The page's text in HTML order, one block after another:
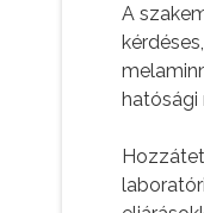
A
hatósági